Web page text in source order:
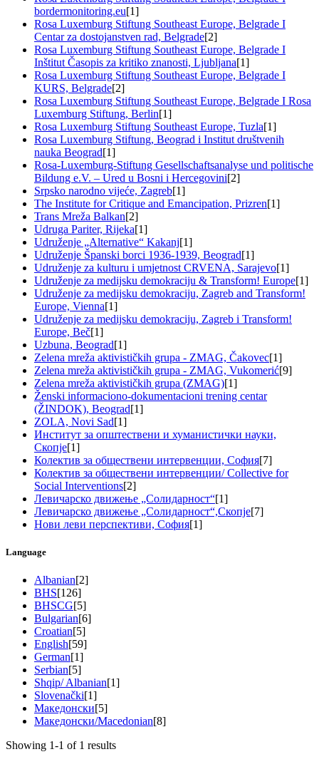
bordermonitoring.eu[1]
Rosa Luxemburg Stiftung Southeast Europe, Belgrade I
Centar za dostojanstven rad, Belgrade[2]
Rosa Luxemburg Stiftung Southeast Europe, Belgrade I
Inštitut Časopis za kritiko znanosti, Ljubljana[1]
Rosa Luxemburg Stiftung Southeast Europe, Belgrade I
KURS, Belgrade[2]
Rosa Luxemburg Stiftung Southeast Europe, Belgrade I Rosa
Luxemburg Stiftung, Berlin[1]
Rosa Luxemburg Stiftung Southeast Europe, Tuzla[1]
Rosa Luxemburg Stiftung, Beograd i Institut društvenih
nauka Beograd[1]
Rosa-Luxemburg-Stiftung Gesellschaftsanalyse und politische
Bildung e.V. – Ured u Bosni i Hercegovini[2]
Srpsko narodno vijeće, Zagreb[1]
The Institute for Critique and Emancipation, Prizren[1]
Trans Mreža Balkan[2]
Udruga Pariter, Rijeka[1]
Udruženje „Alternative“ Kakanj[1]
Udruženje Španski borci 1936-1939, Beograd[1]
Udruženje za kulturu i umjetnost CRVENA, Sarajevo[1]
Udruženje za medijsku demokraciju & Transform! Europe[1]
Udruženje za medijsku demokraciju, Zagreb and Transform!
Europe, Vienna[1]
Udruženje za medijsku demokraciju, Zagreb i Transform!
Europe, Beč[1]
Uzbuna, Beograd[1]
Zelena mreža aktivističkih grupa - ZMAG, Čakovec[1]
Zelena mreža aktivističkih grupa - ZMAG, Vukomerić[9]
Zelena mreža aktivističkih grupa (ZMAG)[1]
Ženski informaciono-dokumentacioni trening centar
(ŽINDOK), Beograd[1]
ZOLA, Novi Sad[1]
Институт за општествени и хуманистички науки,
Скопје[1]
Колектив за обществени интервенции, София[7]
Колектив за обществени интервенции/ Collective for
Social Interventions[2]
Левичарско движење „Солидарност“[1]
Левичарско движење „Солидарност“,Скопје[7]
Нови леви перспективи, София[1]
Language
Albanian[2]
BHS[126]
BHSCG[5]
Bulgarian[6]
Croatian[5]
English[59]
German[1]
Serbian[5]
Shqip/ Albanian[1]
Slovenački[1]
Македонски[5]
Македонски/Macedonian[8]
Showing 1-1 of 1 results